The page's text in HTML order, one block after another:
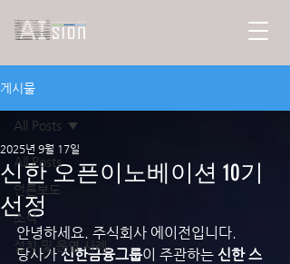
게시물
All Posts
언론보도
소식
설치 및 운영 사례
All Posts
신한 오픈이노베이션 10기
선정
2025년 9월 17일
안녕하세요. 주식회사 에이전입니다.
당사가 신한금융그룹이 주관하는 신한 스